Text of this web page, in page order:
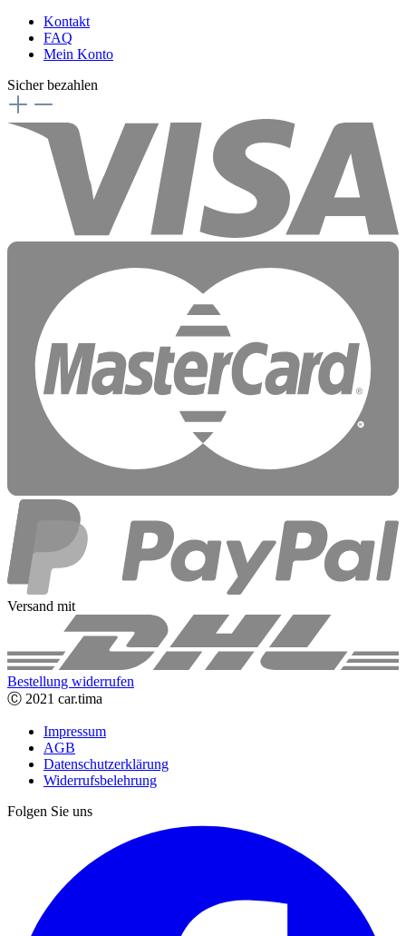
Kontakt
FAQ
Mein Konto
Sicher bezahlen
Versand mit
Bestellung widerrufen
Ⓒ 2021 car.tima
Impressum
AGB
Datenschutzerklärung
Widerrufsbelehrung
Folgen Sie uns